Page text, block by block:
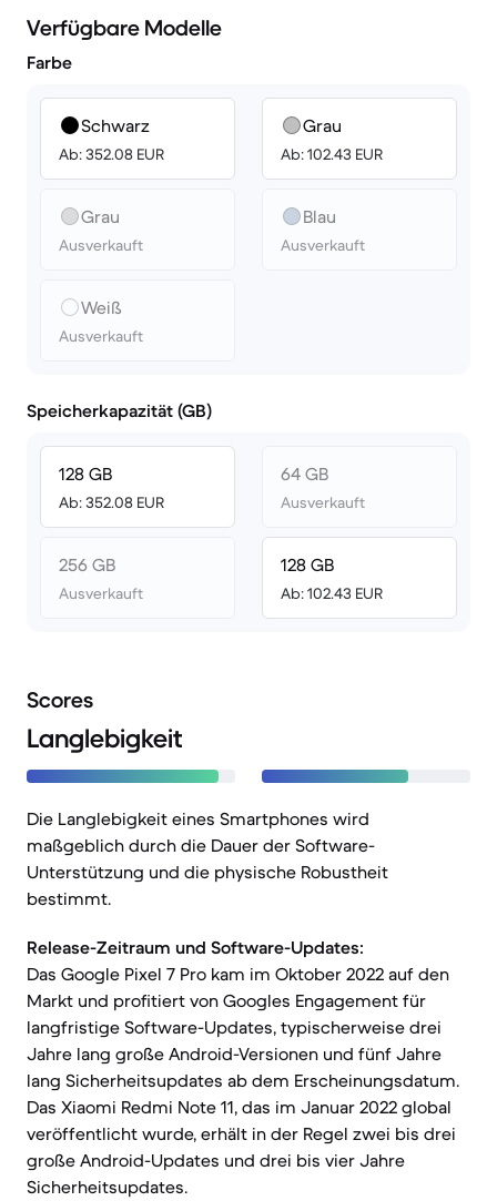
Verfügbare Modelle
Farbe
Schwarz
Ab: 352.08 EUR
Grau
Ausverkauft
Weiß
Ausverkauft
Grau
Ab: 102.43 EUR
Blau
Ausverkauft
Speicherkapazität (GB)
128 GB
Ab: 352.08 EUR
256 GB
Ausverkauft
64 GB
Ausverkauft
128 GB
Ab: 102.43 EUR
Scores
Langlebigkeit
Die Langlebigkeit eines Smartphones wird
maßgeblich durch die Dauer der Software-
Unterstützung und die physische Robustheit
bestimmt.
Release-Zeitraum und Software-Updates:
Das Google Pixel 7 Pro kam im Oktober 2022 auf den
Markt und profitiert von Googles Engagement für
langfristige Software-Updates, typischerweise drei
Jahre lang große Android-Versionen und fünf Jahre
lang Sicherheitsupdates ab dem Erscheinungsdatum.
Das Xiaomi Redmi Note 11, das im Januar 2022 global
veröffentlicht wurde, erhält in der Regel zwei bis drei
große Android-Updates und drei bis vier Jahre
Sicherheitsupdates.